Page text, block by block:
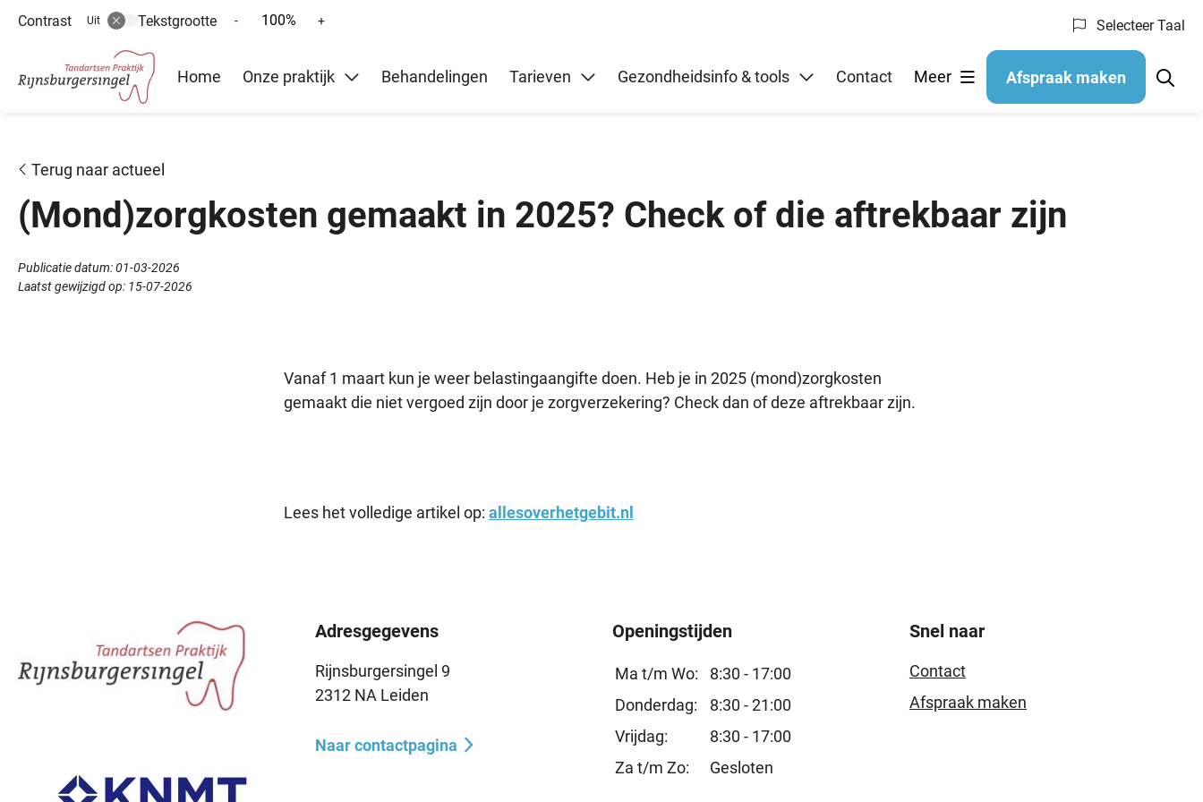
Contrast Uit Tekstgrootte
Tekst
10%
- 100%
Tekst
10%
+ Selecteer Taal
Hoofd
Home Onze praktijk Behandelingen Tarieven Gezondheidsinfo & tools Contact Meer Afspraak maken
(Mond)zorgkosten gemaakt in 2025? Check of die aftrekbaar zijn
Terug naar actueel
Publicatie datum:01-03-2026
Laatst gewijzigd op: 15-07-2026
Vanaf 1 maart kun je weer belastingaangifte doen. Heb je in 2025 (mond)zorgkosten
gemaakt die niet vergoed zijn door je zorgverzekering? Check dan of deze aftrekbaar zijn.
Lees het volledige artikel op: allesoverhetgebit.nl
Adresgegevens
Rijnsburgersingel 9
2312 NA Leiden
Naar contactpagina
Openingstijden
Ma t/m Wo:
8:30 - 17:00
Donderdag:
8:30 - 21:00
Vrijdag:
8:30 - 17:00
Za t/m Zo:
Gesloten
Snel naar
Contact
Afspraak maken